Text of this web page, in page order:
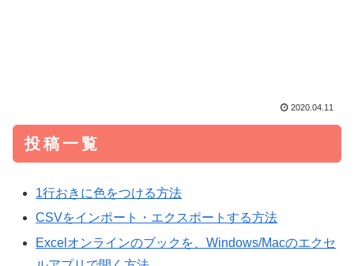
2020.04.11
投稿一覧
1行おきに色をつける方法
CSVをインポート・エクスポートする方法
Excelオンラインのブックを、Windows/Macのエクセ